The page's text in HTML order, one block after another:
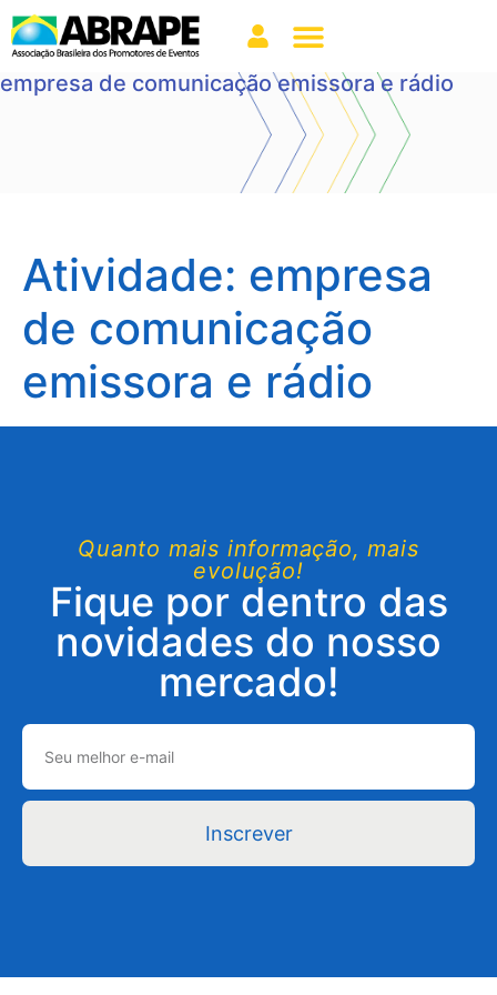
empresa de comunicação emissora e rádio
Atividade: empresa
de comunicação
emissora e rádio
Quanto mais informação, mais
evolução!
Fique por dentro das
novidades do nosso
mercado!
Inscrever